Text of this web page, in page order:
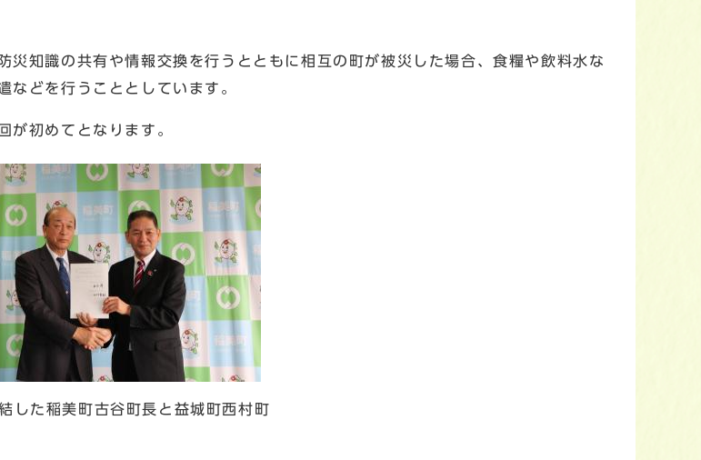
知識の共有や情報交換を行うとともに相互の町が被災した場合、食糧や飲料水な
などを行うこととしています。
初めてとなります。
した稲美町古谷町長と益城町西村町